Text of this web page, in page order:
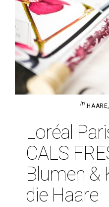
in HAARE,
Loréal
CALS
Blumen &
die Haare